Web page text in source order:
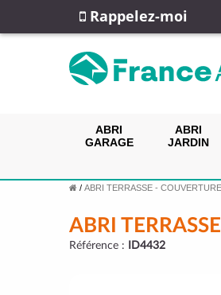
Rappelez-moi
ABRI
GARAGE
ABRI
JARDIN
/ ABRI TERRASSE -
ABRI
Référence : ID4432